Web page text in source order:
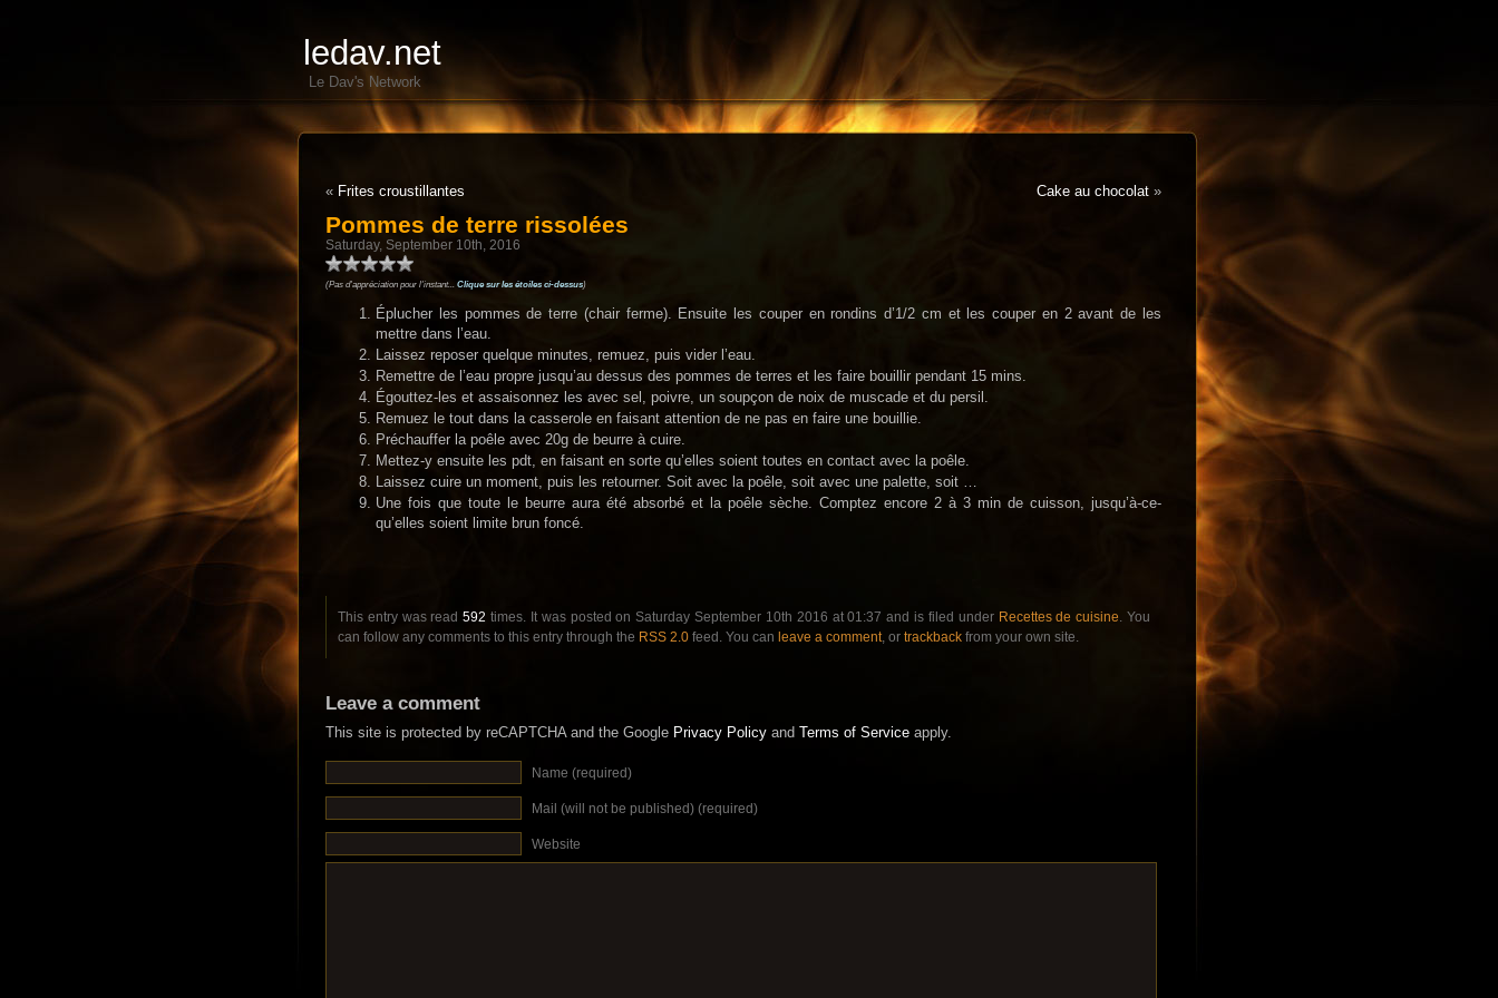
ledav.net
Le Dav's Network
« Frites croustillantes Cake au chocolat »
Pommes de terre rissolées
Saturday, September 10th, 2016
(Pas d'appréciation pour l'instant... Clique sur les étoiles ci-dessus)
Éplucher les pommes de terre (chair ferme). Ensuite les couper en rondins d’1/2 cm et les couper en 2 avant de les
mettre dans l’eau.
Laissez reposer quelque minutes, remuez, puis vider l’eau.
Remettre de l’eau propre jusqu’au dessus des pommes de terres et les faire bouillir pendant 15 mins.
Égouttez-les et assaisonnez les avec sel, poivre, un soupçon de noix de muscade et du persil.
Remuez le tout dans la casserole en faisant attention de ne pas en faire une bouillie.
Préchauffer la poêle avec 20g de beurre à cuire.
Mettez-y ensuite les pdt, en faisant en sorte qu’elles soient toutes en contact avec la poêle.
Laissez cuire un moment, puis les retourner. Soit avec la poêle, soit avec une palette, soit …
Une fois que toute le beurre aura été absorbé et la poêle sèche. Comptez encore 2 à 3 min de cuisson, jusqu’à-ce-
qu’elles soient limite brun foncé.
This entry was read592 times. It was posted on Saturday September 10th 2016 at 01:37 and is filed under Recettes de cuisine. You
can follow any comments to this entry through the RSS 2.0 feed. You can leave a comment, or trackback from your own site.
Leave a comment
This site is protected by reCAPTCHA and the Google Privacy Policy and Terms of Service apply.
Name (required)
Mail (will not be published) (required)
Website